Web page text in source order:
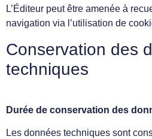
L’Éditeur peut être amenée à
navigation via l’utilisation de
Conservation des
techniques
Durée de conservation des
Les données techniques sont